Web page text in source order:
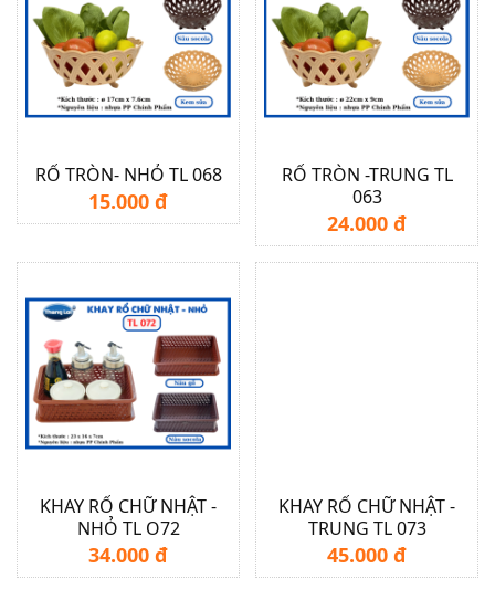
RỔ TRÒN- NHỎ TL 068
15.000 đ
RỔ TRÒN -TRUNG TL
063
24.000 đ
KHAY RỔ CHỮ NHẬT -
NHỎ TL O72
34.000 đ
KHAY RỔ CHỮ NHẬT -
TRUNG TL 073
45.000 đ